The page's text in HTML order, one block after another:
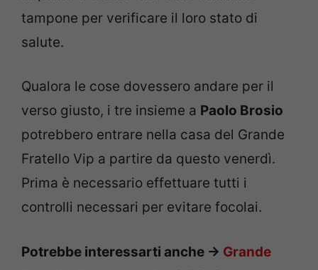
tampone per verificare il loro stato di
salute.
Qualora le cose dovessero andare per il
verso giusto, i tre insieme a Paolo Brosio
potrebbero entrare nella casa del Grande
Fratello Vip a partire da questo venerdì.
Prima è necessario effettuare tutti i
controlli necessari per evitare focolai.
Potrebbe interessarti anche -> Grande